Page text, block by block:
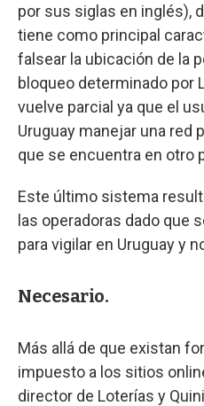
por sus siglas en inglés),
tiene como principal
falsear la ubicación de la
bloqueo determinado por
vuelve parcial ya que el
Uruguay manejar una red
que se encuentra en otro
Este último sistema
las operadoras dado que
para vigilar en Uruguay y
Necesario.
Más allá de que existan
impuesto a los sitios
director de Loterías y